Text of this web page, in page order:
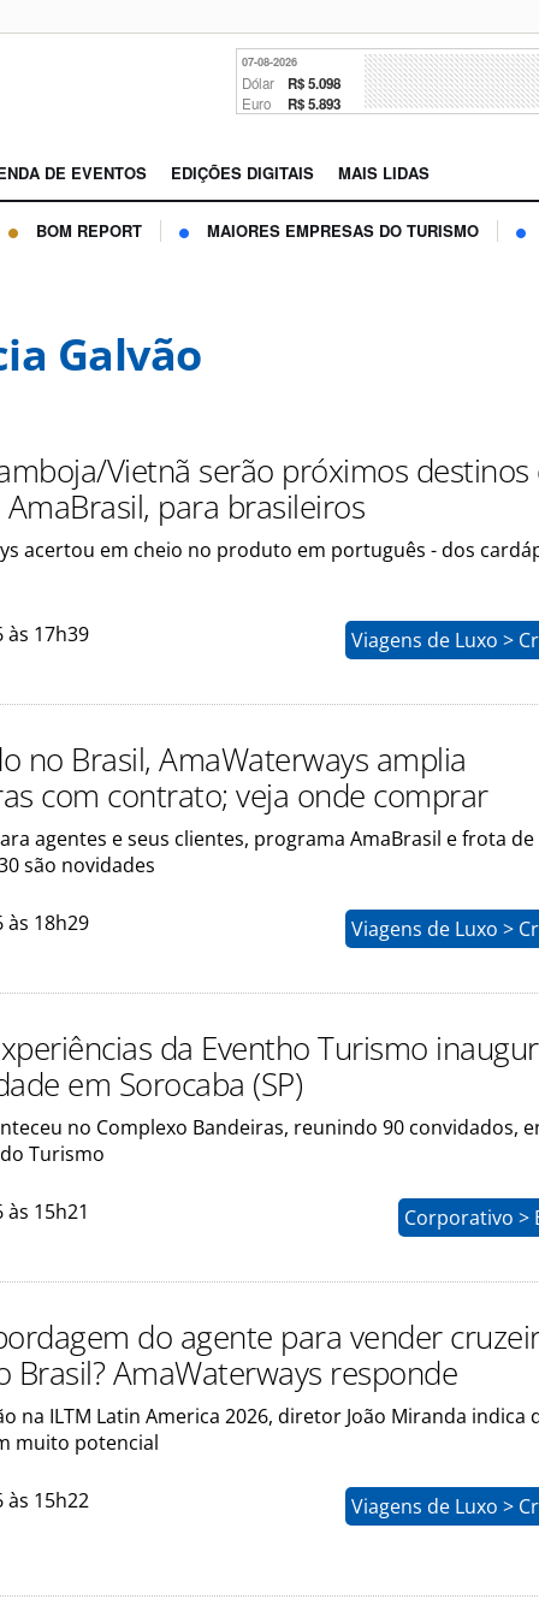
07-08-2026
Dólar R$ 5.098
Euro R$ 5.893
DE EVENTOS EDIÇÕES DIGITAIS MAIS LIDAS
BOM REPORT MAIORES EMPRESAS DO TURISMO
Galvão
Vietnã serão próximos destinos
para brasileiros
acertou em cheio no produto em português - dos
às 17h39 Viagens de Luxo >
no Brasil, AmaWaterways amplia
com contrato; veja onde comprar
agentes e seus clientes, programa AmaBrasil e frota de
são novidades
às 18h29 Viagens de Luxo >
da Eventho Turismo
em Sorocaba (SP)
no Complexo Bandeiras, reunindo 90 convidados,
Turismo
15h21 Corporativo >
do agente para vender
Brasil? AmaWaterways responde
na ILTM Latin America 2026, diretor João Miranda indica
muito potencial
às 15h22 Viagens de Luxo >